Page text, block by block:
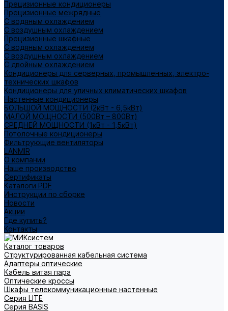
Прецизионные кондиционеры
Прецизионные межрядные
С водяным охлаждением
С воздушным охлаждением
Прецизионные шкафные
С водяным охлаждением
С воздушным охлаждением
С двойным охлаждением
Кондиционеры для серверных, промышленных, электро-
технических шкафов
Кондиционеры для уличных климатических шкафов
Настенные кондиционеры
БОЛЬШОЙ МОЩНОСТИ (2кВт - 6,5кВт)
МАЛОЙ МОЩНОСТИ (500Вт – 800Вт)
СРЕДНЕЙ МОЩНОСТИ (1кВт - 1,5кВт)
Потолочные кондиционеры
Фильтрующие вентиляторы
LANMIR
О компании
Наше производство
Сертификаты
Каталоги PDF
Инструкции по сборке
Новости
Акции
Где купить?
Контакты
Каталог товаров
Структурированная кабельная система
Адаптеры оптические
Кабель витая пара
Оптические кроссы
Шкафы телекоммуникационные настенные
Cерия LITE
Cерия BASIS